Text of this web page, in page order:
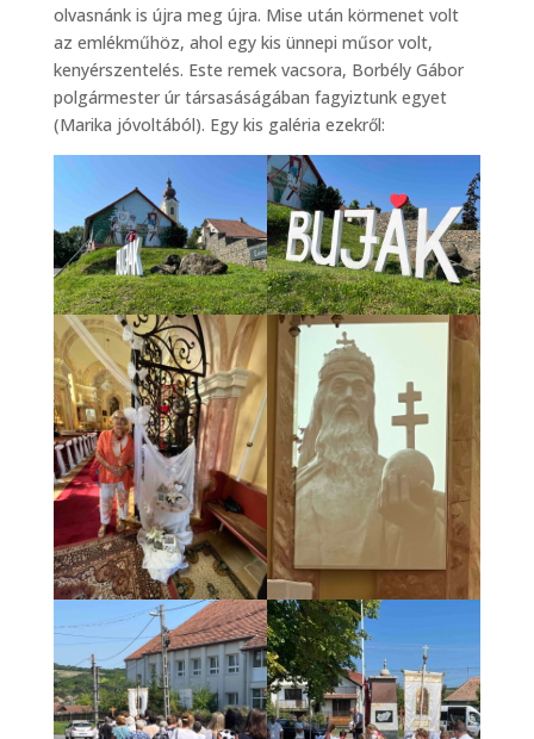
olvasnánk is újra meg újra. Mise után körmenet volt
az emlékműhöz, ahol egy kis ünnepi műsor volt,
kenyérszentelés. Este remek vacsora, Borbély Gábor
polgármester úr társasáságában fagyiztunk egyet
(Marika jóvoltából). Egy kis galéria ezekről: